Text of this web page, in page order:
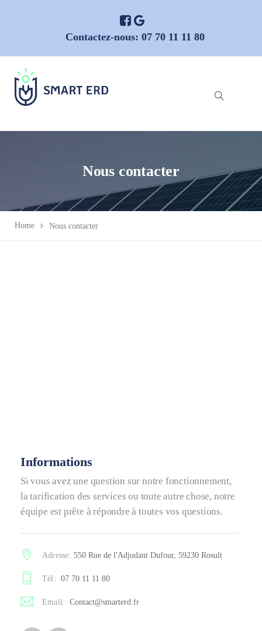
Contactez-nous: 07 70 11 11 80
Nous contacter
Home Nous contacter
Informations
Si vous avez une question sur notre fonctionnement,
la tarification des services ou toute autre chose, notre
équipe est prête à répondre à toutes vos questions.
Adresse: 550 Rue de l'Adjudant Dufour, 59230 Rosult
Tél: 07 70 11 11 80
Email: Contact@smarterd.fr